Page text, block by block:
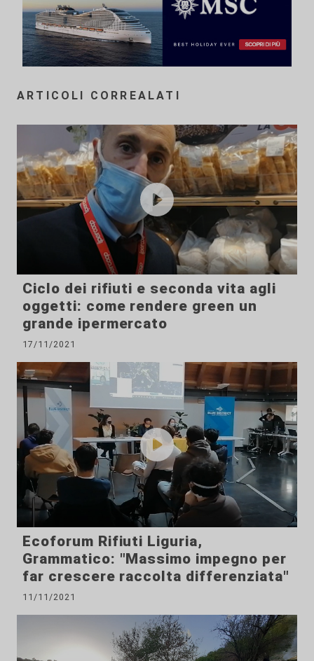
ARTICOLI CORREALATI
Ciclo dei rifiuti e seconda vita agli
oggetti: come rendere green un
grande ipermercato
17/11/2021
Ecoforum Rifiuti Liguria,
Grammatico: "Massimo impegno per
far crescere raccolta differenziata"
11/11/2021